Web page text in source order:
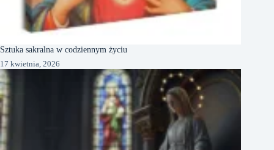
Sztuka sakralna w codziennym życiu
17 kwietnia, 2026